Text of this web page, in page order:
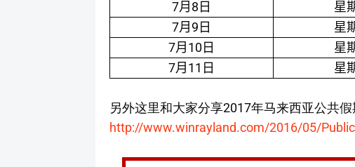
7月 8 日 星
7月 9 日 星
7月 10日 星
7月 11 日 星
另外这里和大家分享2017年马来西亚公共假
http://www.winrayland.com/2016/05/